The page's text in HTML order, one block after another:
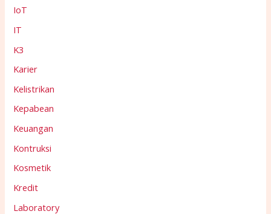
IoT
IT
K3
Karier
Kelistrikan
Kepabean
Keuangan
Kontruksi
Kosmetik
Kredit
Laboratory